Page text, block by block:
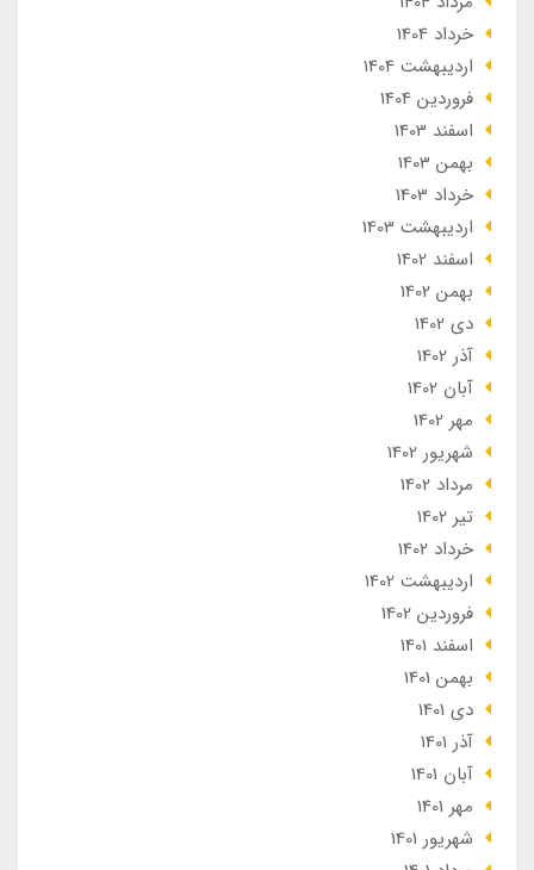
خرداد 1404
ارديبهشت 1404
فروردین 1404
اسفند 1403
بهمن 1403
خرداد 1403
ارديبهشت 1403
اسفند 1402
بهمن 1402
دی 1402
آذر 1402
آبان 1402
مهر 1402
شهریور 1402
مرداد 1402
تير 1402
خرداد 1402
ارديبهشت 1402
فروردین 1402
اسفند 1401
بهمن 1401
دی 1401
آذر 1401
آبان 1401
مهر 1401
شهریور 1401